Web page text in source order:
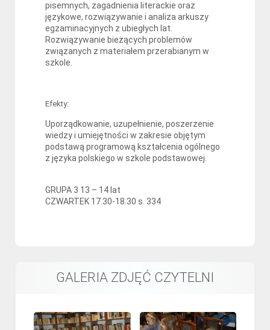
pisemnych, zagadnienia literackie oraz
językowe, rozwiązywanie i analiza arkuszy
egzaminacyjnych z ubiegłych lat.
Rozwiązywanie bieżących problemów
związanych z materiałem przerabianym w
szkole.
Efekty:
Uporządkowanie, uzupełnienie, poszerzenie
wiedzy i umiejętności w zakresie objętym
podstawą programową kształcenia ogólnego
z języka polskiego w szkole podstawowej.
GRUPA 3 13 – 14 lat
CZWARTEK 17.30-18.30 s. 334
GALERIA ZDJĘĆ CZYTELNI